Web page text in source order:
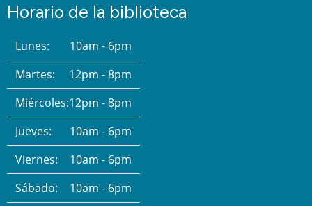
Horario de la biblioteca
Lunes:
10am - 6pm
Martes:
12pm - 8pm
Miércoles:12pm - 8pm
Jueves:
10am - 6pm
Viernes:
10am - 6pm
Sábado:
10am - 6pm